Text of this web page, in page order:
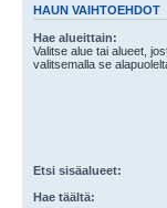
HAUN VAIHTOEHDOT
Hae alueittain:
Valitse alue tai alueet,
valitsemalla se
Etsi sisäalueet:
Hae täältä: